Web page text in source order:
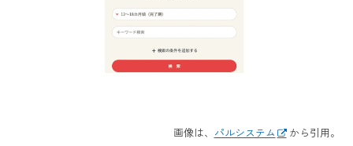
画像は、 パルシステム から引用。